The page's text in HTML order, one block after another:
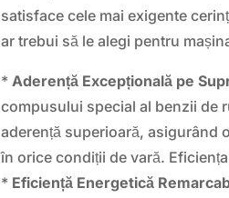
satisface cele mai exigente
ar trebui să le alegi pentru
* Aderență Excepțională pe
compusului special al benzii de
aderență superioară, asigurând
în orice condiții de vară.
* Eficiență Energetică